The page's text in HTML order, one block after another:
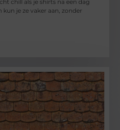
chill als je shirts na een dag
je ze vaker aan, zonder